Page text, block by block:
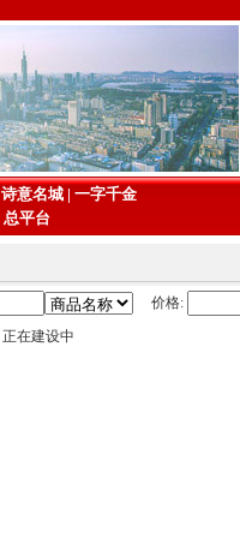
诗意名城| 一字千金
总平台
价格:
正在建设中